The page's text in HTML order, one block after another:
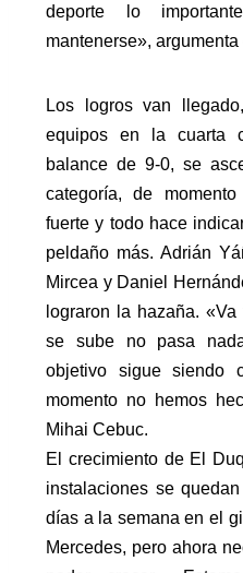
deporte lo
mantenerse»,
Los logros van
equipos en la cuarta
balance de 9-0, se
categoría, de
fuerte y todo hace
peldaño más. Adrián
Mircea y Daniel
lograron la hazaña.
se sube no pasa
objetivo sigue siendo
momento no hemos
Mihai Cebuc.
El crecimiento de El
instalaciones se
días a la semana en el
Mercedes, pero ahora